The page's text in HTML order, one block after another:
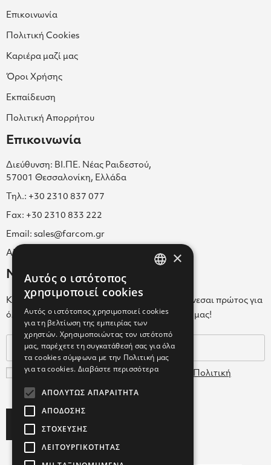
Επικοινωνία
Πολιτική Cookies
Καριέρα μαζί μας
Όροι Χρήσης
Εκπαίδευση
Πολιτική Απορρήτου
Επικοινωνία
Διεύθυνση: ΒΙ.ΠΕ. Νέας Ραιδεστού,
57001 Θεσσαλονίκη, Ελλάδα
Τηλ.: +30 2310 837 077
Fax: +30 2310 833 222
Email: sales@farcom.gr
ΑΡ.Γ.Ε.ΜΗ. 038365205000
Newsletter
Κάνε εγγραφή στο Newsletter για να ενημερώνεσαι πρώτος για
όλα τα νέα μας και τα ολοκαίνουρια προϊόντα μας!
Συμφωνώ με τουςΌρους Χρήσης
Πολιτική
Δεδομένων
×
Αυτός ο ιστότοπος
χρησιμοποιεί cookies
Αυτός ο ιστότοπος χρησιμοποιεί cookies
για τη βελτίωση της εμπειρίας των
χρηστών. Χρησιμοποιώντας τον ιστότοπό
μας, παρέχετε τη συγκατάθεσή σας για όλα
τα cookies σύμφωνα με την Πολιτική μας
για τα cookies. Διαβάστε περισσότερα
ΑΠΟΛΎΤΩΣ ΑΠΑΡΑΊΤΗΤΑ
ΑΠΌΔΟΣΗΣ
ΣΤΌΧΕΥΣΗΣ
ΛΕΙΤΟΥΡΓΙΚΌΤΗΤΑΣ